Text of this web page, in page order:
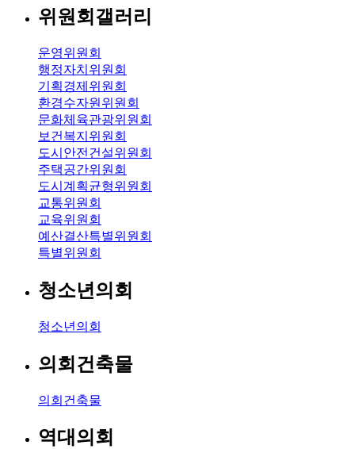
위원회갤러리
운영위원회
행정자치위원회
기획경제위원회
환경수자원위원회
문화체육관광위원회
보건복지위원회
도시안전건설위원회
주택공간위원회
도시계획균형위원회
교통위원회
교육위원회
예산결산특별위원회
특별위원회
청소년의회
청소년의회
의회건축물
의회건축물
역대의회